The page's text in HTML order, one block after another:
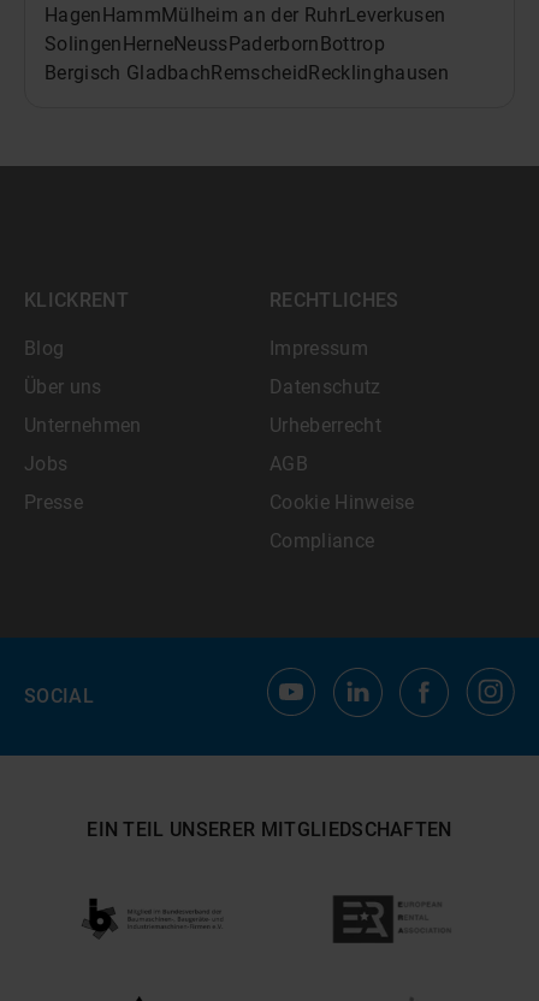
Hagen Hamm Mülheim an der RuhrLeverkusen
Solingen HerneNeuss Paderborn Bottrop
Bergisch Gladbach Remscheid Recklinghausen
KLICKRENT
Blog
Über uns
Unternehmen
Jobs
Presse
RECHTLICHES
Impressum
Datenschutz
Urheberrecht
AGB
Cookie Hinweise
Compliance
SOCIAL
EIN TEIL UNSERER MITGLIEDSCHAFTEN